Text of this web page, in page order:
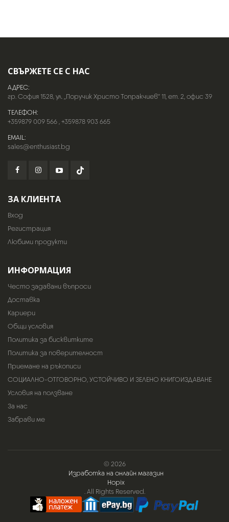
СВЪРЖЕТЕ СЕ С НАС
АДРЕС:
гр. София 1528, ул. „Поручик Христо Топракчиев“ 11, ет. 2, офис 39
ТЕЛЕФОН:
+359879 009 566,+359878 903 665
EMAIL:
sales@enthusiast.bg
ЗА КЛИЕНТА
Вход
Регистрация
Любими продукти
ИНФОРМАЦИЯ
Често задавани въпроси
Доставка
Кариери
Общи условия
Политика за бисквитките
Политика за поверителност
Приемане на ръкописи
СОЦИАЛНО-ОТГОВОРНО, УСТОЙЧИВО И ЗЕЛЕНО КНИГОИЗДАВАНЕ
Условия на ползване
За нас
Забрави ме
© 2026
Изработка на онлайн магазин
Hopix
. All Rights Reserved.